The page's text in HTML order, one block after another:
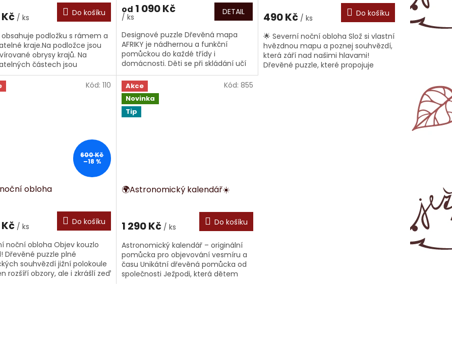
/ ks Do košíku
podložku s rámem a
kraje.Na podložce jsou
obrysy krajů. Na
částech jsou
názvy krajů a obrysy
okresů....
od 1 090 Kč
/ ks
DETAIL
Designové puzzle Dřevěná mapa
AFRIKY je nádhernou a funkční
pomůckou do každé třídy i
domácnosti. Děti se při skládání učí
polohu a názvy afrických států a
jejich platné...
490 Kč / ks Do košíku
🌟 Severní noční obloha Slož si vlastní
hvězdnou mapu a poznej souhvězdí,
která září nad našimi hlavami!
Dřevěné puzzle, které propojuje
600 Kč
–18 %
obloha
/ ks Do košíku
noční obloha Objev kouzlo
Dřevěné puzzle plné
souhvězdí jižní polokoule
rozšíří obzory, ale i zkrášlí zeď
Kód: 110
Akce
Novinka
Tip
🌍Astronomický kalendář☀️
1 290 Kč / ks Do košíku
Astronomický kalendář – originální
pomůcka pro objevování vesmíru a
času Unikátní dřevěná pomůcka od
společnosti Ježpodi, která dětem
Kód: 855